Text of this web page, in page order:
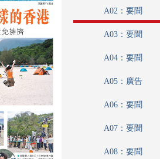
A02：要聞
A03：要聞
A04：要聞
A05：廣告
A06：要聞
A07：要聞
A08：要聞